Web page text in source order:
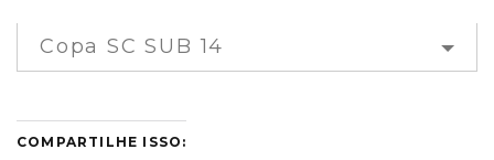
Copa SC SUB 14
COMPARTILHE ISSO: